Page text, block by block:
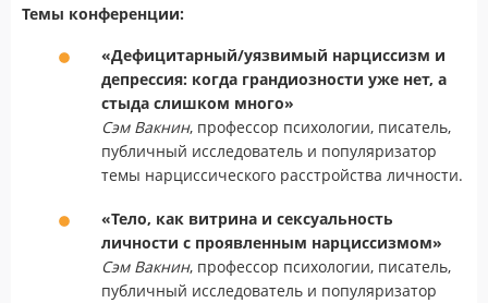
Темы конференции:
«Дефицитарный/уязвимый нарциссизм и
депрессия: когда грандиозности уже нет, а
стыда слишком много»
Сэм Вакнин, профессор психологии, писатель,
публичный исследователь и популяризатор
темы нарциссического расстройства личности.
«Тело, как витрина и сексуальность
личности с проявленным нарциссизмом»
Сэм Вакнин, профессор психологии, писатель,
публичный исследователь и популяризатор